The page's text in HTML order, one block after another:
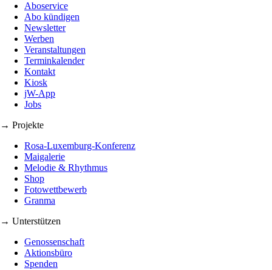
Aboservice
Abo kündigen
Newsletter
Werben
Veranstaltungen
Terminkalender
Kontakt
Kiosk
jW-App
Jobs
→ Projekte
Rosa-Luxemburg-Konferenz
Maigalerie
Melodie & Rhythmus
Shop
Fotowettbewerb
Granma
→ Unterstützen
Genossenschaft
Aktionsbüro
Spenden